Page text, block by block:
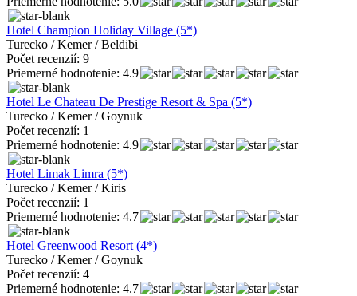
Hotel Champion Holiday Village (5*)
Turecko / Kemer / Beldibi
Počet recenzií: 9
Priemerné hodnotenie: 4.9
Hotel Le Chateau De Prestige Resort & Spa (5*)
Turecko / Kemer / Goynuk
Počet recenzií: 1
Priemerné hodnotenie: 4.9
Hotel Limak Limra (5*)
Turecko / Kemer / Kiris
Počet recenzií: 1
Priemerné hodnotenie: 4.7
Hotel Greenwood Resort (4*)
Turecko / Kemer / Goynuk
Počet recenzií: 4
Priemerné hodnotenie: 4.7